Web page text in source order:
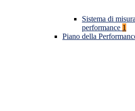
Sistema di
performance 1
Piano della